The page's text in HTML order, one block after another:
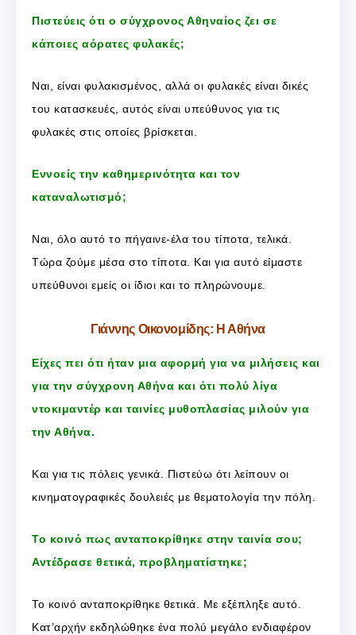
Πιστεύεις ότι ο σύγχρονος Αθηναίος ζει σε
κάποιες αόρατες φυλακές;
Ναι, είναι φυλακισμένος, αλλά οι φυλακές είναι δικές
του κατασκευές, αυτός είναι υπεύθυνος για τις
φυλακές στις οποίες βρίσκεται.
Εννοείς την καθημερινότητα και τον
καταναλωτισμό;
Ναι, όλο αυτό το πήγαινε-έλα του τίποτα, τελικά.
Τώρα ζούμε μέσα στο τίποτα. Και για αυτό είμαστε
υπεύθυνοι εμείς οι ίδιοι και το πληρώνουμε.
Γιάννης Οικονομίδης: Η Αθήνα
Είχες πει ότι ήταν μια αφορμή για να μιλήσεις και
για την σύγχρονη Αθήνα και ότι πολύ λίγα
ντοκιμαντέρ και ταινίες μυθοπλασίας μιλούν για
την Αθήνα.
Και για τις πόλεις γενικά. Πιστεύω ότι λείπουν οι
κινηματογραφικές δουλειές με θεματολογία την πόλη.
Το κοινό πως ανταποκρίθηκε στην ταινία σου;
Αντέδρασε θετικά, προβληματίστηκε;
Το κοινό ανταποκρίθηκε θετικά. Με εξέπληξε αυτό.
Κατ’αρχήν εκδηλώθηκε ένα πολύ μεγάλο ενδιαφέρον